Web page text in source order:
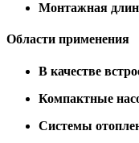
Монтажная
Области применения
В качестве
Компактные
Системы